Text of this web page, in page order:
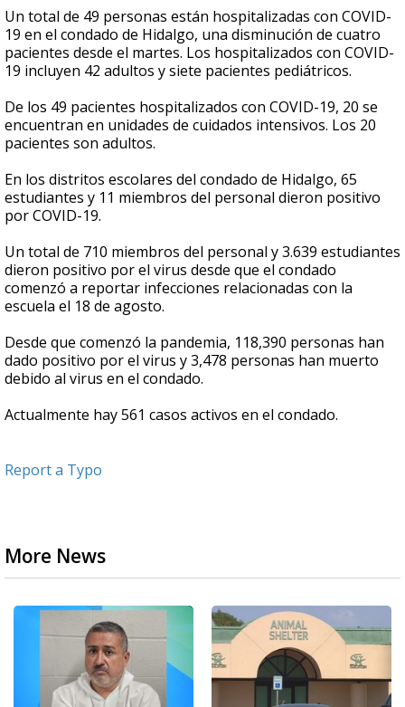
Un total de 49 personas están hospitalizadas con COVID-
19 en el condado de Hidalgo, una disminución de cuatro
pacientes desde el martes. Los hospitalizados con COVID-
19 incluyen 42 adultos y siete pacientes pediátricos.
De los 49 pacientes hospitalizados con COVID-19, 20 se
encuentran en unidades de cuidados intensivos. Los 20
pacientes son adultos.
En los distritos escolares del condado de Hidalgo, 65
estudiantes y 11 miembros del personal dieron positivo
por COVID-19.
Un total de 710 miembros del personal y 3.639 estudiantes
dieron positivo por el virus desde que el condado
comenzó a reportar infecciones relacionadas con la
escuela el 18 de agosto.
Desde que comenzó la pandemia, 118,390 personas han
dado positivo por el virus y 3,478 personas han muerto
debido al virus en el condado.
Actualmente hay 561 casos activos en el condado.
Report a Typo
More News